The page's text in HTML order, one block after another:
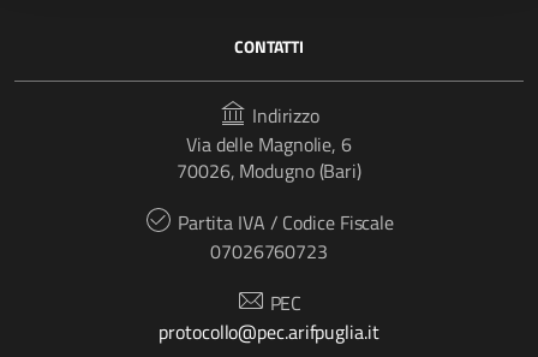
CONTATTI
Indirizzo
Via delle Magnolie, 6
70026, Modugno (Bari)
Partita IVA / Codice Fiscale
07026760723
PEC
protocollo@pec.arifpuglia.it